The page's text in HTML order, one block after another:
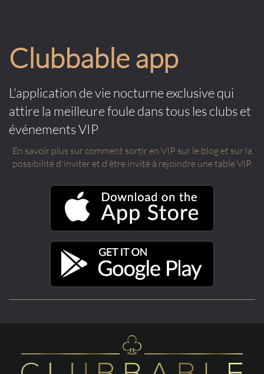
Clubbable app
L'application de vie nocturne exclusive qui
attire la meilleure foule dans tous les clubs et
événements VIP
En savoir plus sur comment sortir en VIP sur le blog et sur la
possibilité d'inviter et d'être invité à rejoindre une table VIP.